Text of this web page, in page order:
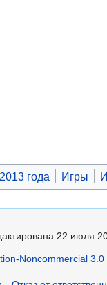
года Игры
22 июля
Noncommercial 3.0